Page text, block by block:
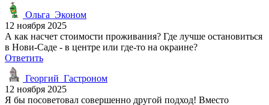
Ольга_Эконом
12 ноября 2025
А как насчет стоимости проживания? Где лучше остановиться
в Нови-Саде - в центре или где-то на окраине?
Ответить
Георгий_Гастроном
12 ноября 2025
Я бы посоветовал совершенно другой подход! Вместо